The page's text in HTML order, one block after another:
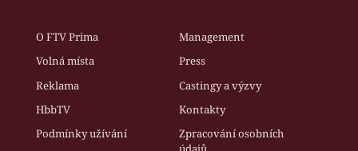
O FTV Prima
Management
Volná místa
Press
Reklama
Castingy a výzvy
HbbTV
Kontakty
Podmínky užívání
Zpracování osobních